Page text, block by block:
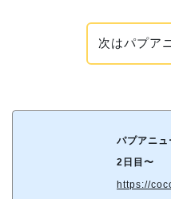
次はパプア
パプアニ
2日目〜